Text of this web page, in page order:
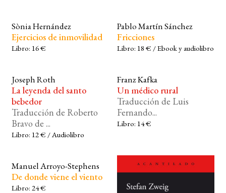
Sònia Hernández
Ejercicios de inmovilidad
Libro: 16 €
Pablo Martín Sánchez
Fricciones
Libro: 18 € / Ebook y audiolibro
Joseph Roth
La leyenda del santo
bebedor
Traducción de Roberto
Bravo de ...
Libro: 12 € / Audiolibro
Franz Kafka
Un médico rural
Traducción de Luis
Fernando...
Libro: 14 €
Manuel Arroyo-Stephens
De donde viene el viento
Libro: 24 €